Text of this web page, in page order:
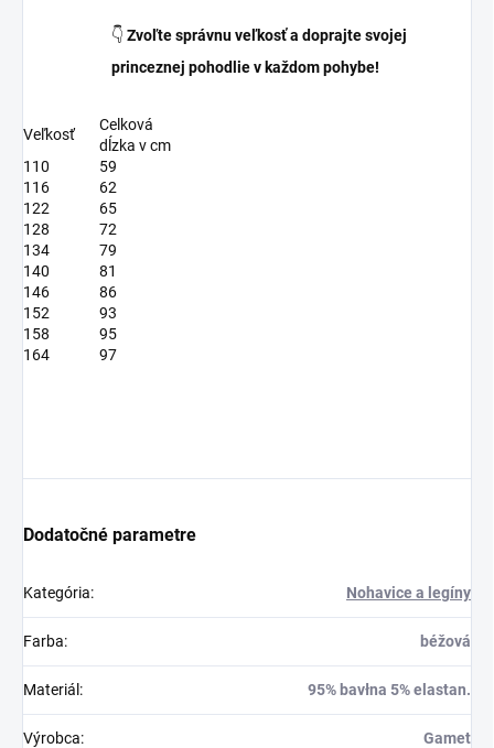
👇 Zvoľte správnu veľkosť a doprajte svojej
princeznej pohodlie v každom pohybe!
Veľkosť
Celková
dĺzka v cm
110
59
116
62
122
65
128
72
134
79
140
81
146
86
152
93
158
95
164
97
Dodatočné parametre
Kategória: Nohavice a legíny
Farba: béžová
Materiál : 95% bavłna 5% elastan.
Výrobca: Gamet